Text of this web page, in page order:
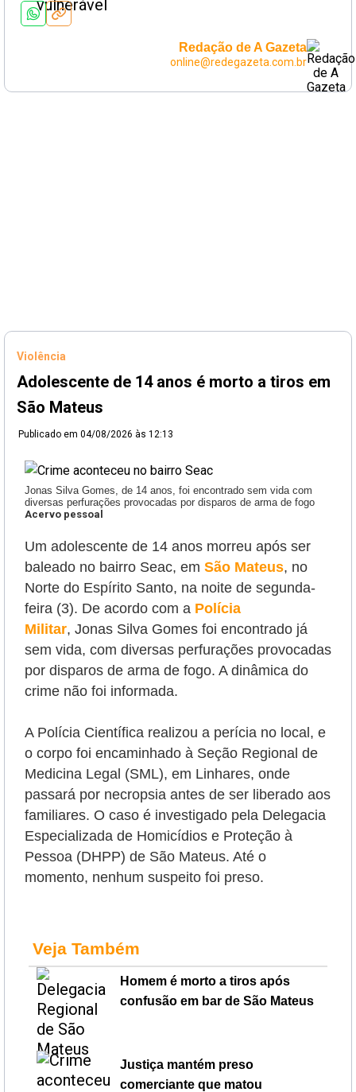
Redação de A Gazeta
online@redegazeta.com.br
Violência
Adolescente de 14 anos é morto a tiros em
São Mateus
Publicado em 04/08/2026 às 12:13
Jonas Silva Gomes, de 14 anos, foi encontrado sem vida com
diversas perfurações provocadas por disparos de arma de fogo
Acervo pessoal
Um adolescente de 14 anos morreu após ser
baleado no bairro Seac, em São Mateus, no
Norte do Espírito Santo, na noite de segunda-
feira (3). De acordo com a Polícia
Militar, Jonas Silva Gomes foi encontrado já
sem vida, com diversas perfurações provocadas
por disparos de arma de fogo. A dinâmica do
crime não foi informada.
A Polícia Científica realizou a perícia no local, e
o corpo foi encaminhado à Seção Regional de
Medicina Legal (SML), em Linhares, onde
passará por necropsia antes de ser liberado aos
familiares. O caso é investigado pela Delegacia
Especializada de Homicídios e Proteção à
Pessoa (DHPP) de São Mateus. Até o
momento, nenhum suspeito foi preso.
Veja Também
Homem é morto a tiros após
confusão em bar de São Mateus
Justiça mantém preso
comerciante que matou